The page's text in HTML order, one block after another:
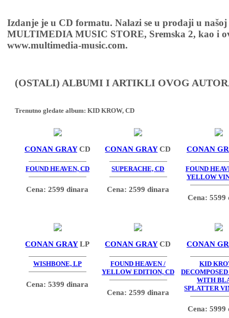
Izdanje je u CD formatu. Nalazi se u prodaji u
MULTIMEDIA MUSIC STORE, Sremska 2, kao i
www.multimedia-music.com.
(OSTALI) ALBUMI I ARTIKLI OVOG
Trenutno gledate album: KID KROW, CD
CONAN GRAYCD
FOUND HEAVEN, CD
Cena: 2599 dinara
CONAN GRAYCD
SUPERACHE, CD
Cena: 2599 dinara
CONAN
FOUND
YELLOW
Cena: 5599
CONAN GRAYLP
WISHBONE, LP
Cena: 5399 dinara
CONAN GRAYCD
FOUND HEAVEN /
YELLOW EDITION, CD
Cena: 2599 dinara
CONAN
KID
WITH
SPLATTER
Cena: 5999